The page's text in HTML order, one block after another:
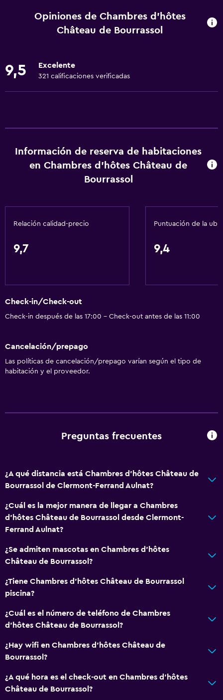
Wifi disponible en todas las instalaciones
Extinguidor
Artículos de aseo gratis
Toallas/ropa de cama (cargo adicional)
Papeleras
Secador de pelo
Piso de parquet o madera noble
Comedor al aire libre
Área de picnic
Servicios y facilidades
Instalaciones para reuniones
Botella de agua
Accesibilidad y adecuación
Mascotas permitidas bajo consulta (pueden aplicar cargos
extra)
Opiniones de Chambres d'hôtes
Château de Bourrassol
9,5 Excelente
321 calificaciones verificadas
Información de reserva de habitaciones
en Chambres d'hôtes Château de
Bourrassol
Relación calidad-precio
9,7
Puntuación de la
9,4
Check-in/Check-out
Check-in después de las 17:00 - Check-out antes de las 11:00
Cancelación/prepago
Las políticas de cancelación/prepago varían según el tipo de
habitación y el proveedor.
Preguntas frecuentes
¿A qué distancia está Chambres d'hôtes Château de
Bourrassol de Clermont-Ferrand Aulnat?
¿Cuál es la mejor manera de llegar a Chambres
d'hôtes Château de Bourrassol desde Clermont-
Ferrand Aulnat?
¿Se admiten mascotas en Chambres d'hôtes
Château de Bourrassol?
¿Tiene Chambres d'hôtes Château de Bourrassol
piscina?
¿Cuál es el número de teléfono de Chambres
d'hôtes Château de Bourrassol?
¿Hay wifi en Chambres d'hôtes Château de
Bourrassol?
¿A qué hora es el check-out en Chambres d'hôtes
Château de Bourrassol?